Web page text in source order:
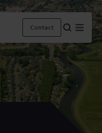
Contact Menu